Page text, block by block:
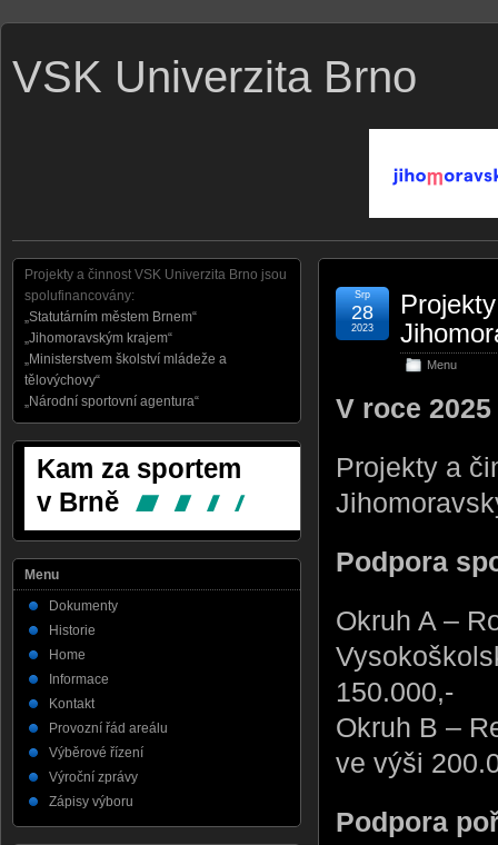
VSK Univerzita Brno
Menu
Srp
28
2023
V roce 2025
Projekty a
Podpora
Okruh A –
150.000,-
Okruh B –
ve výši
Podpora
Projekty a činnost VSK Univerzita Brno jsou
spolufinancovány:
„Statutárním městem Brnem“
„Jihomoravským krajem“
„Ministerstvem školství mládeže a
tělovýchovy“
„Národní sportovní agentura“
Menu
Dokumenty
Historie
Home
Informace
Kontakt
Provozní řád areálu
Výběrové řízení
Výroční zprávy
Zápisy výboru